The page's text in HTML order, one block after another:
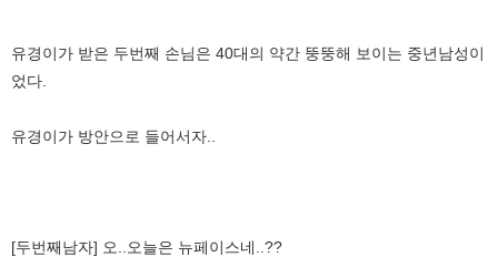
유경이가 받은 두번째 손님은 40대의 약간 뚱뚱해 보이는 중년남성이
었다.
유경이가 방안으로 들어서자..
[두번째남자] 오..오늘은 뉴페이스네..??